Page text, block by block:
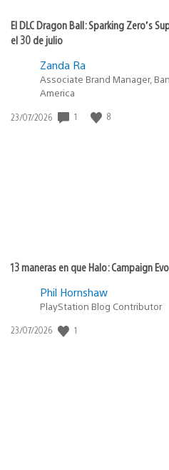
El DLC Dragon Ball: Sparking Zero’s
el 30 de julio
Zanda Ra
Associate Brand Manager,
America
Fecha
23/07/2026 1 8
13 maneras en que Halo: Campaign
Phil Hornshaw
PlayStation Blog Contributor
Fecha
23/07/2026 1